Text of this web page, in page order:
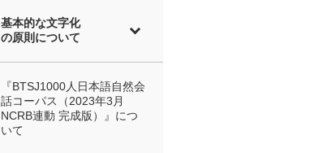
基本的な文字化
の原則について
『BTSJ1000人日本語自然会
話コーパス（2023年3月
NCRB連動 完成版）』につ
いて